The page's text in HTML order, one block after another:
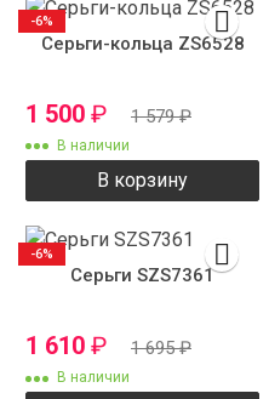
Серьги-кольца ZS6528
1 500 ₽ 1 579₽
В наличии
В корзину
-6%
Серьги SZS7361
1 610 ₽ 1 695₽
В наличии
-6%